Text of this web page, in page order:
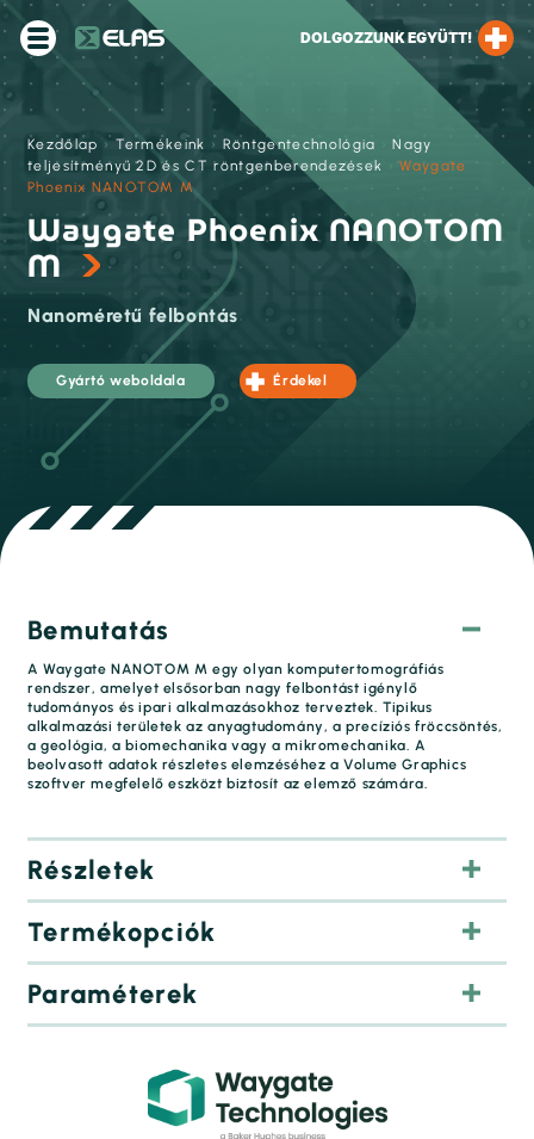
DOLGOZZUNK EGYÜTT!
Kezdőlap › Termékeink › Röntgentechnológia ›Nagy
teljesítményű 2D és CT röntgenberendezések
›Waygate
Phoenix NANOTOM M
Waygate Phoenix NANOTOM
M
Nanoméretű felbontás
Gyártó weboldala Érdekel
Bemutatás
A Waygate NANOTOM M egy olyan komputertomográfiás
rendszer, amelyet elsősorban nagy felbontást igénylő
tudományos és ipari alkalmazásokhoz terveztek. Tipikus
alkalmazási területek az anyagtudomány, a precíziós fröccsöntés,
a geológia, a biomechanika vagy a mikromechanika. A
beolvasott adatok részletes elemzéséhez a Volume Graphics
szoftver megfelelő eszközt biztosít az elemző számára.
Részletek
Termékopciók
Paraméterek